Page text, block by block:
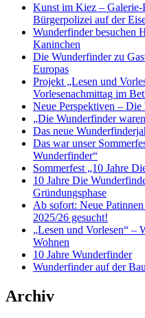
Kunst im Kiez – Galerie-
Bürgerpolizei auf der
Wunderfinder besuchen
Kaninchen
Die Wunderfinder zu
Europas
Projekt „Lesen und
Vorlesenachmittag im
Neue Perspektiven –
„Die Wunderfinder
Das neue
Das war unser
Wunderfinder“
Sommerfest „10 Jahre
10 Jahre Die
Gründungsphase
Ab sofort: Neue
2025/26 gesucht!
„Lesen und Vorlesen“ –
Wohnen
10 Jahre Wunderfinder
Wunderfinder auf der
Archiv